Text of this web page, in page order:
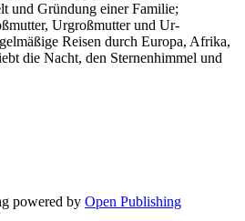
und Gründung einer Familie;
Urgroßmutter und Ur-
Reisen durch Europa, Afrika,
die Nacht, den Sternenhimmel und
powered by Open Publishing